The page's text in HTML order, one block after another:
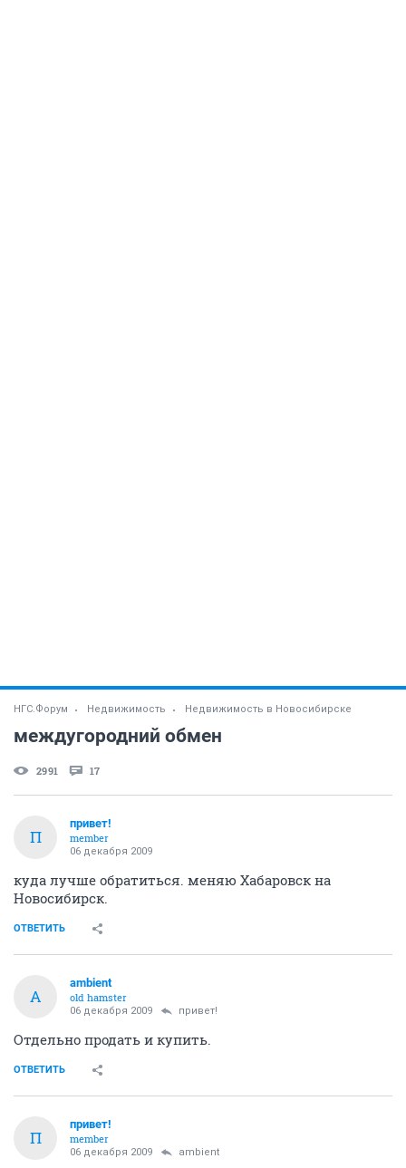
НГС.Форум Недвижимость Недвижимость в Новосибирске
междугородний обмен
2991 17
П
привет!
member
06 декабря 2009
куда лучше обратиться. меняю Хабаровск на
Новосибирск.
ОТВЕТИТЬ
A
ambient
old hamster
06 декабря 2009 привет!
Отдельно продать и купить.
ОТВЕТИТЬ
П
привет!
member
06 декабря 2009 ambient